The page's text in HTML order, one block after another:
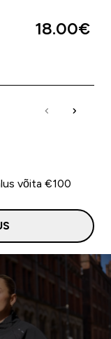
18.00€‎
võita €100